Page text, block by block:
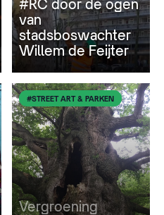
#RC door de ogen
van
stadsboswachter
Willem de Feijter
#STREET ART & PARKEN
Vergroening